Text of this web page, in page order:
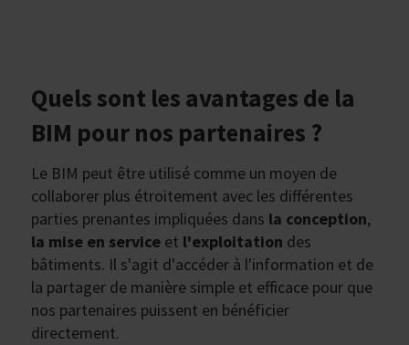
Quels sont les avantages de la
BIM pour nos partenaires ?
Le BIM peut être utilisé comme un moyen de
collaborer plus étroitement avec les différentes
parties prenantes impliquées dans la conception,
la mise en service et l'exploitation des
bâtiments. Il s'agit d'accéder à l'information et de
la partager de manière simple et efficace pour que
nos partenaires puissent en bénéficier
directement.